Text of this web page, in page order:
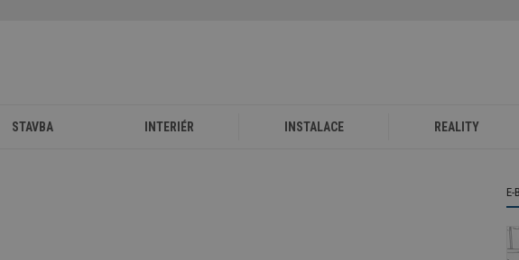
STAVBA INTERIÉR INSTALACE REALITY
E-